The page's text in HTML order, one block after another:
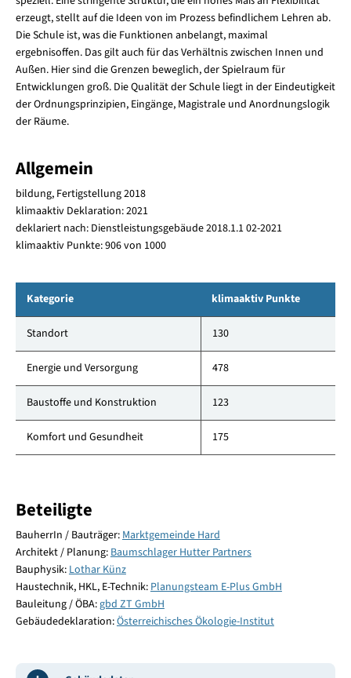
erzeugt, stellt auf die Ideen von im Prozess befindlichem Lehren ab.
Die Schule ist, was die Funktionen anbelangt, maximal
ergebnisoffen. Das gilt auch für das Verhältnis zwischen Innen und
Außen. Hier sind die Grenzen beweglich, der Spielraum für
Entwicklungen groß. Die Qualität der Schule liegt in der Eindeutigkeit
der Ordnungsprinzipien, Eingänge, Magistrale und Anordnungslogik
der Räume.
Allgemein
bildung, Fertigstellung 2018
klimaaktiv Deklaration: 2021
deklariert nach: Dienstleistungsgebäude 2018.1.1 02-2021
klimaaktiv Punkte: 906 von 1000
Kategorie klimaaktiv Punkte
Standort 130
Energie und Versorgung 478
Baustoffe und Konstruktion 123
Komfort und Gesundheit 175
Beteiligte
BauherrIn / Bauträger: Marktgemeinde Hard
Architekt / Planung: Baumschlager Hutter Partners
Bauphysik: Lothar Künz
Haustechnik, HKL, E-Technik: Planungsteam E-Plus GmbH
Bauleitung / ÖBA:gbd ZT GmbH
Gebäudedeklaration:Österreichisches Ökologie-Institut